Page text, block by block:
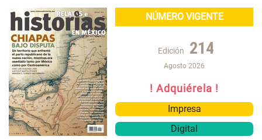
NÚMERO VIGENTE
Edición 214
Agosto 2026
! Adquiérela !
Impresa
Digital